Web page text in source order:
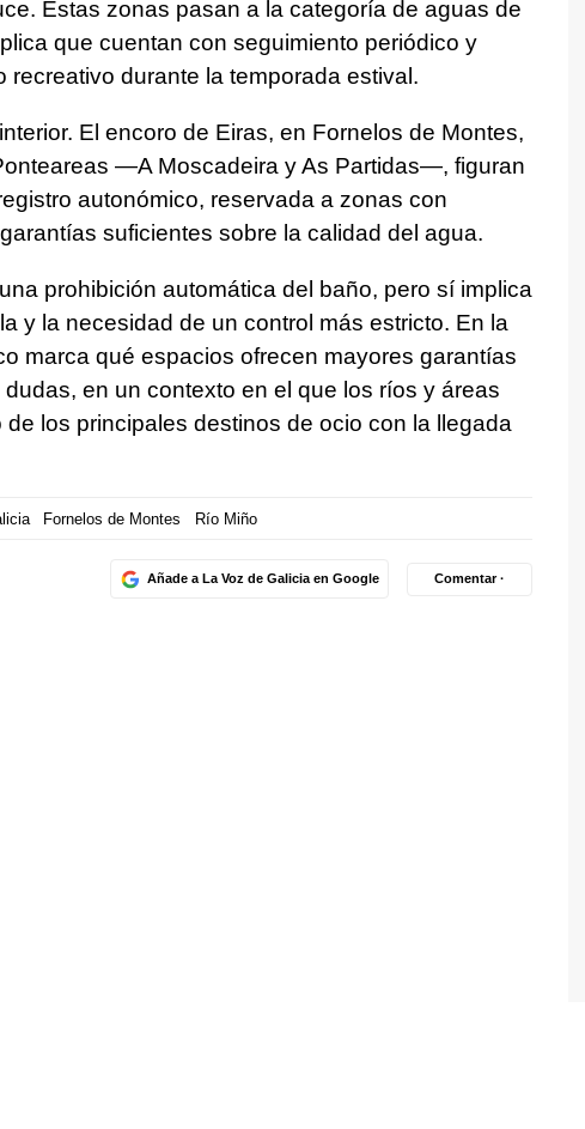
Estas zonas pasan a la categoría de aguas de
que cuentan con seguimiento periódico y
durante la temporada estival.
El encoro de Eiras, en Fornelos de Montes,
—A Moscadeira y As Partidas—, figuran
autonómico, reservada a zonas con
suficientes sobre la calidad del agua.
prohibición automática del baño, pero sí implica
y la necesidad de un control más estricto. En la
marca qué espacios ofrecen mayores garantías
en un contexto en el que los ríos y áreas
los principales destinos de ocio con la llegada
Fornelos de Montes Río Miño
Añade a La Voz de Galicia en Google Comentar ·